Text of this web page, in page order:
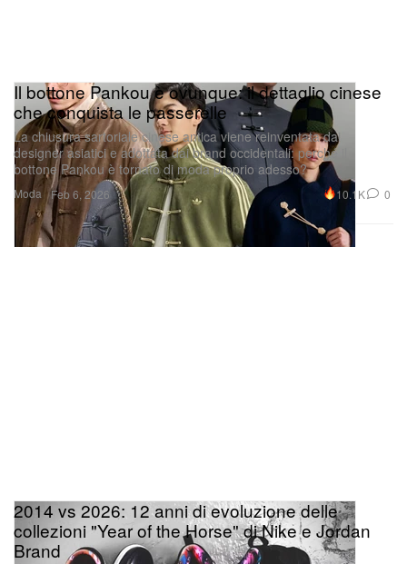
Moda
Il bottone Pankou è ovunque: il dettaglio cinese
che conquista le passerelle
La chiusura sartoriale cinese antica viene reinventata dai
designer asiatici e adottata dai brand occidentali: perché il
bottone Pankou è tornato di moda proprio adesso?
Feb 6, 2026 10.1K 0
2014 vs 2026: 12 anni di evoluzione delle
collezioni "Year of the Horse" di Nike e Jordan
Brand